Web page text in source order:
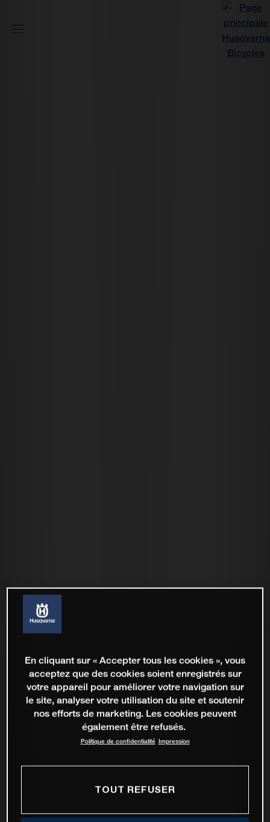
En cliquant sur « Accepter tous les cookies », vous
acceptez que des cookies soient enregistrés sur
votre appareil pour améliorer votre navigation sur
le site, analyser votre utilisation du site et soutenir
nos efforts de marketing. Les cookies peuvent
également être refusés.
Politique de confidentialité Impression
TOUT REFUSER